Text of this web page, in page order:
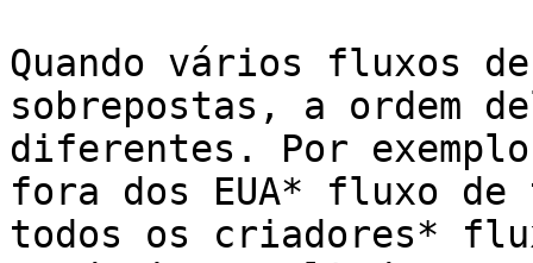
Quando vários fluxos
sobrepostas, a ordem
diferentes. Por
fora dos EUA* fluxo
todos os criadores*